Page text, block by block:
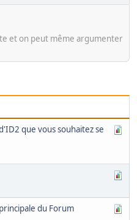
et on peut même argumenter
que vous souhaitez se
du Forum